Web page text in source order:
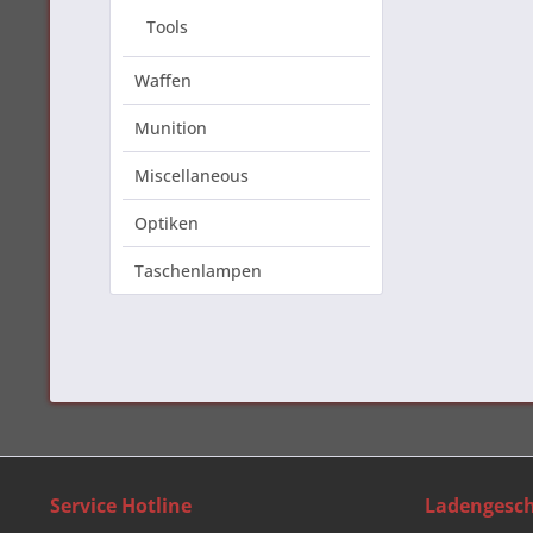
Tools
Waffen
Munition
Miscellaneous
Optiken
Taschenlampen
Service Hotline